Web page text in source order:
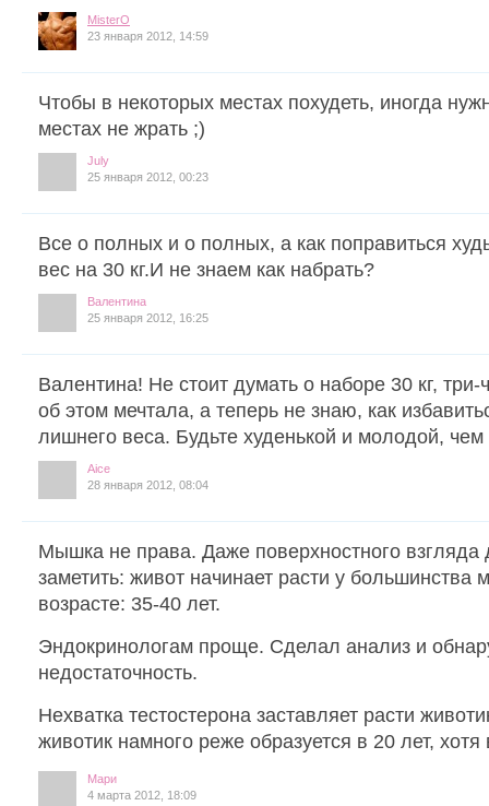
MisterO
23 января 2012, 14:59
Чтобы в некоторых местах похудеть, иногда
местах не жрать ;)
July
25 января 2012, 00:23
Все о полных и о полных, а как поправиться
вес на 30 кг.И не знаем как набрать?
Валентина
25 января 2012, 16:25
Валентина! Не стоит думать о наборе 30 кг,
об этом мечтала, а теперь не знаю, как
лишнего веса. Будьте худенькой и молодой,
Aice
28 января 2012, 08:04
Мышка не права. Даже поверхностного взгляда
заметить: живот начинает расти у большинства
возрасте: 35-40 лет.
Эндокринологам проще. Сделал анализ и
недостаточность.
Нехватка тестостерона заставляет расти
животик намного реже образуется в 20 лет,
Мари
4 марта 2012, 18:09